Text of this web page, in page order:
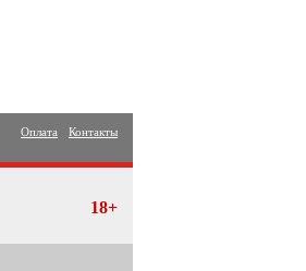
Оплата Контакты
18+